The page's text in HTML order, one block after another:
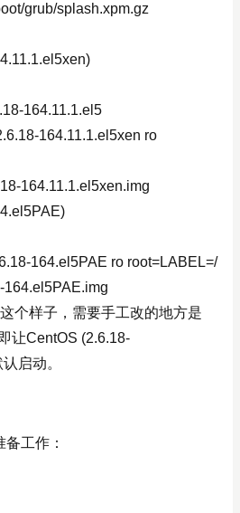
grub/splash.xpm.gz
164.11.1.el5
164.11.1.el5xen ro
164.11.1.el5xen.img
164.el5PAE ro root=LABEL=/
164.el5PAE.img
个样子，需要手工改的地方是
让CentOS (2.6.18-
启动。
工作：